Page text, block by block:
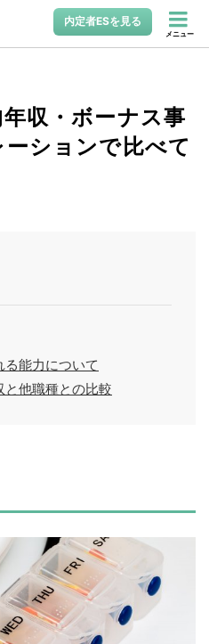
内定者ESを見る
メニュー
収・ボーナス事
ションで比べて
能力について
他職種との比較